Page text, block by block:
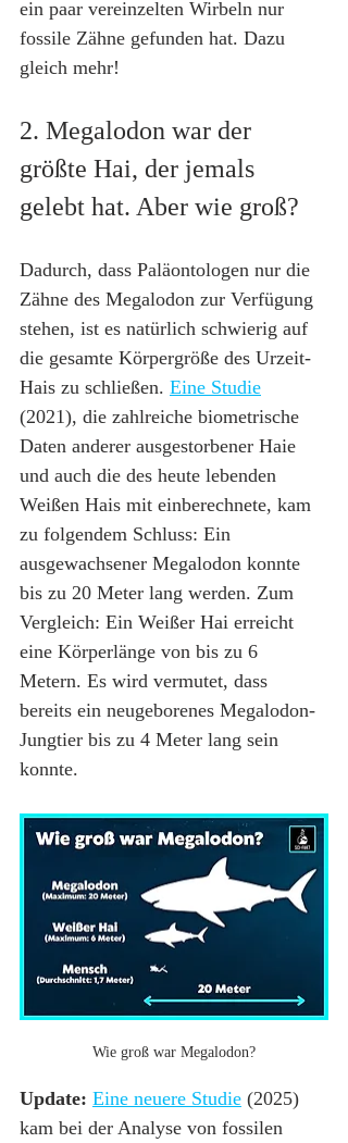
ein paar vereinzelten Wirbeln nur
fossile Zähne gefunden hat. Dazu
gleich mehr!
2. Megalodon war der
größte Hai, der jemals
gelebt hat. Aber wie groß?
Dadurch, dass Paläontologen nur die
Zähne des Megalodon zur Verfügung
stehen, ist es natürlich schwierig auf
die gesamte Körpergröße des Urzeit-
Hais zu schließen. Eine Studie
(2021), die zahlreiche biometrische
Daten anderer ausgestorbener Haie
und auch die des heute lebenden
Weißen Hais mit einberechnete, kam
zu folgendem Schluss: Ein
ausgewachsener Megalodon konnte
bis zu 20 Meter lang werden. Zum
Vergleich: Ein Weißer Hai erreicht
eine Körperlänge von bis zu 6
Metern. Es wird vermutet, dass
bereits ein neugeborenes Megalodon-
Jungtier bis zu 4 Meter lang sein
konnte.
Wie groß war Megalodon?
Update: Eine neuere Studie (2025)
kam bei der Analyse von fossilen